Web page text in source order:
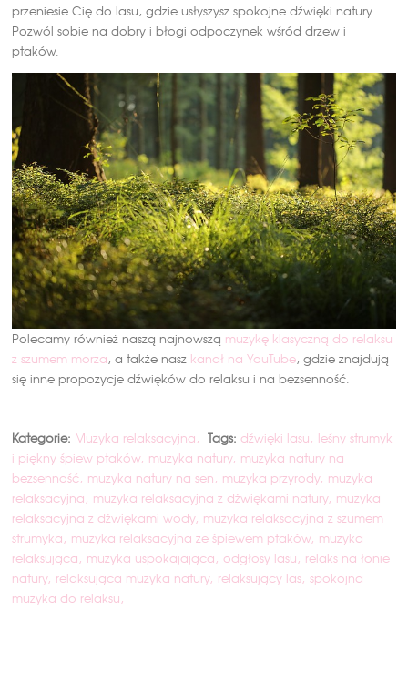
przeniesie Cię do lasu, gdzie usłyszysz spokojne dźwięki natury.
Pozwól sobie na dobry i błogi odpoczynek wśród drzew i
ptaków.
Polecamy również naszą najnowszą muzykę klasyczną do relaksu
z szumem morza, a także nasz kanał na YouTube, gdzie znajdują
się inne propozycje dźwięków do relaksu i na bezsenność.
Kategorie: Muzyka relaksacyjna Tags: dźwięki lasu leśny strumyk
i piękny śpiew ptaków muzyka natury muzyka natury na
bezsenność muzyka natury na sen muzyka przyrody muzyka
relaksacyjna muzyka relaksacyjna z dźwiękami natury muzyka
relaksacyjna z dźwiękami wody muzyka relaksacyjna z szumem
strumyka muzyka relaksacyjna ze śpiewem ptaków muzyka
relaksująca muzyka uspokajająca odgłosy lasu relaks na łonie
natury relaksująca muzyka natury relaksujący las spokojna
muzyka do relaksu